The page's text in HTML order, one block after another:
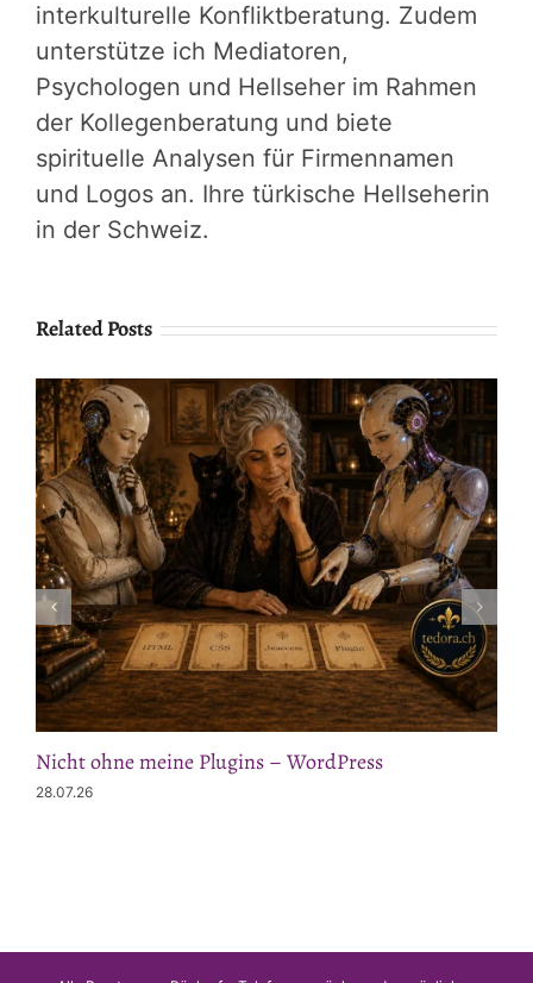
interkulturelle Konfliktberatung. Zudem
unterstütze ich Mediatoren,
Psychologen und Hellseher im Rahmen
der Kollegenberatung und biete
spirituelle Analysen für Firmennamen
und Logos an. Ihre türkische Hellseherin
in der Schweiz.
Related Posts
Nicht ohne meine Plugins – WordPress
28.07.26